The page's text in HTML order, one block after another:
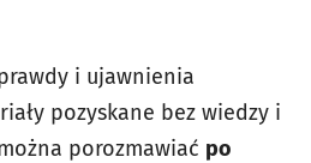
i ujawnienia
pozyskane bez wiedzy i
porozmawiać po